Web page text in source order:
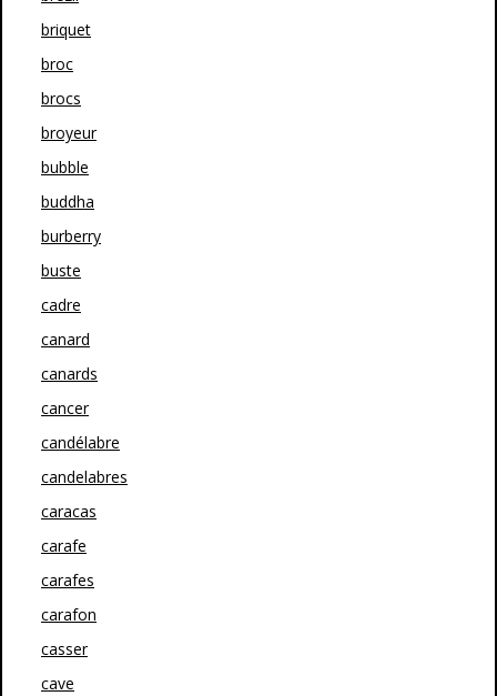
briquet
broc
brocs
broyeur
bubble
buddha
burberry
buste
cadre
canard
canards
cancer
candélabre
candelabres
caracas
carafe
carafes
carafon
casser
cave